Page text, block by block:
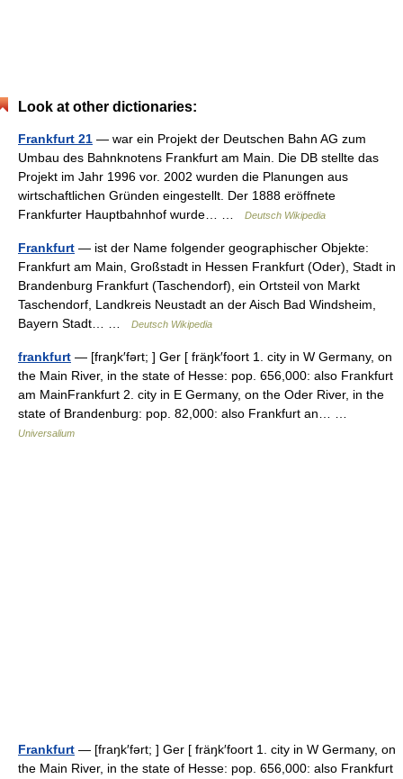
Look at other dictionaries:
Frankfurt 21 — war ein Projekt der Deutschen Bahn AG zum
Umbau des Bahnknotens Frankfurt am Main. Die DB stellte das
Projekt im Jahr 1996 vor. 2002 wurden die Planungen aus
wirtschaftlichen Gründen eingestellt. Der 1888 eröffnete
Frankfurter Hauptbahnhof wurde… …
Deutsch Wikipedia
Frankfurt — ist der Name folgender geographischer Objekte:
Frankfurt am Main, Großstadt in Hessen Frankfurt (Oder), Stadt in
Brandenburg Frankfurt (Taschendorf), ein Ortsteil von Markt
Taschendorf, Landkreis Neustadt an der Aisch Bad Windsheim,
Bayern Stadt… …
Deutsch Wikipedia
frankfurt — [fraŋk′fərt; ] Ger [ fräŋk′foort 1. city in W Germany, on
the Main River, in the state of Hesse: pop. 656,000: also Frankfurt
am MainFrankfurt 2. city in E Germany, on the Oder River, in the
state of Brandenburg: pop. 82,000: also Frankfurt an… …
Universalium
Frankfurt — [fraŋk′fərt; ] Ger [ fräŋk′foort 1. city in W Germany, on
the Main River, in the state of Hesse: pop. 656,000: also Frankfurt